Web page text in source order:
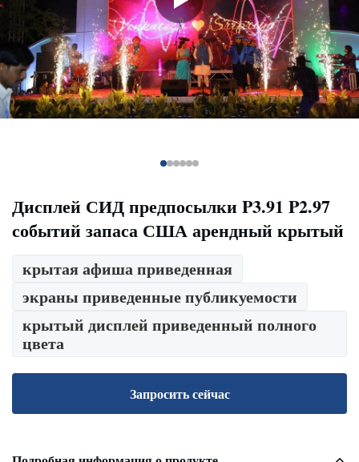
Дисплей СИД предпосылки P3.91 P2.97
событий запаса США арендный крытый
крытая афиша приведенная
экраны приведенные публикуемости
крытый дисплей приведенный полного
цвета
Запросить сейчас